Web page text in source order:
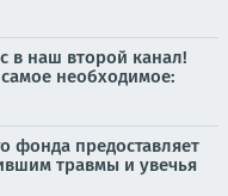
в наш второй канал!
необходимое:
фонда предоставляет
травмы и увечья